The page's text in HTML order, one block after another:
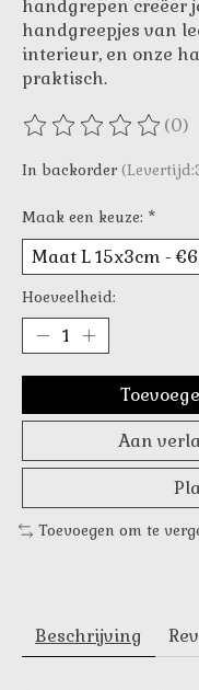
handgrepen creëer
handgreepjes van
interieur, en onze
praktisch.
De beoordeling van
(0)
In backorder
Maak een keuze: *
Hoeveelheid:
Aan
Toevoegen om te
Beschrijving